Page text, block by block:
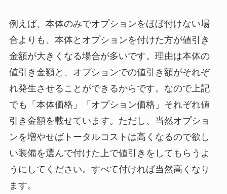
例えば、本体のみでオプションをほぼ付けない場
合よりも、本体とオプションを付けた方が値引き
金額が大きくなる場合が多いです。理由は本体の
値引き金額と、オプションでの値引き額がそれぞ
れ発生させることができるからです。なので上記
でも「本体価格」「オプション価格」それぞれ値
引き金額を載せています。ただし、当然オプショ
ンを増やせばトータルコストは高くなるので欲し
い装備を選んで付けた上で値引きをしてもらうよ
うにしてください。すべて付ければ当然高くなり
ます。